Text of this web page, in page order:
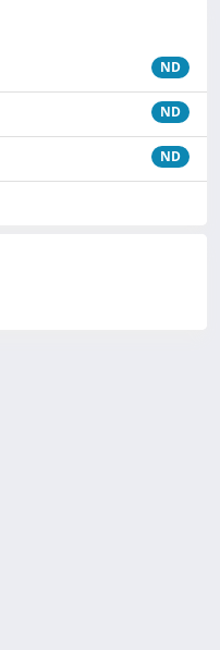
ND
ND
ND